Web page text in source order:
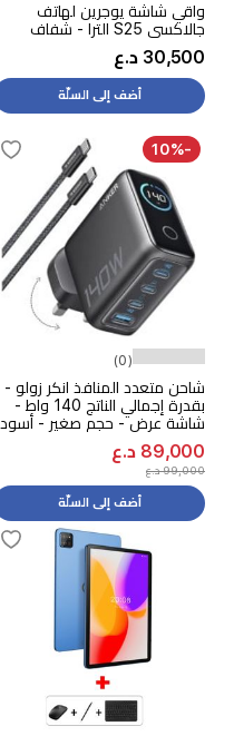
واقي شاشة يوجرين لهاتف
جالاكسي S25 الترا - شفاف
30,500 د.ع
أضف إلى السلّة
-10%
(0)
شاحن متعدد المنافذ انكر زولو -
بقدرة إجمالي الناتج 140 واط -
شاشة عرض - حجم صغير - أسود
89,000 د.ع
99,000 د.ع
أضف إلى السلّة